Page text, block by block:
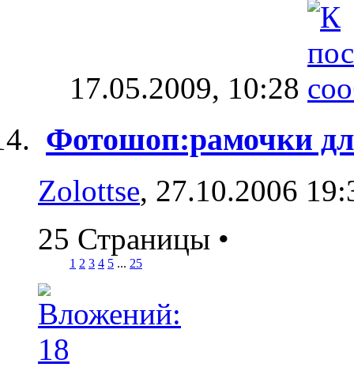
17.05.2009, 10:28
Фотошоп:рамочки
Zolottse, 27.10.2006
25 Страницы •
1 2 3 4 5 ... 25